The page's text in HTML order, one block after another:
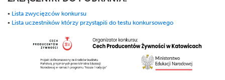
• Lista zwycięzców konkursu
• Lista uczestników którzy przystąpili do testu konkursowego